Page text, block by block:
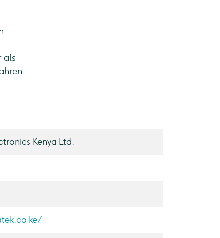
als
Kenya Ltd.